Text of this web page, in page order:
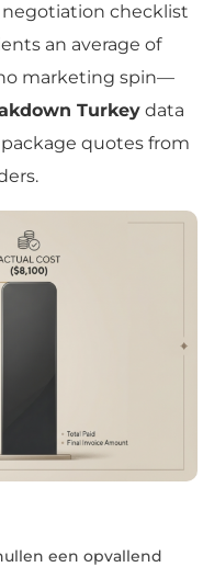
negotiation checklist
an average of
marketing spin—
Turkey data
quotes from
een opvallend